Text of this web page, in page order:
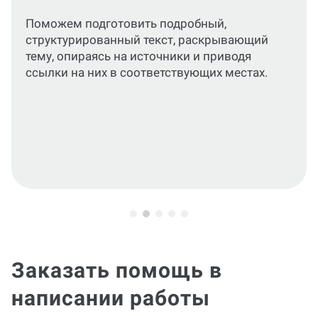
Обеспечим полное соответствие текста,
сносок, таблиц, рисунков и списка
литературы требованиям ВУЗа и
действующих стандартов.
Заказать помощь в
написании работы